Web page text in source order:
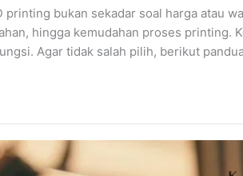
printing bukan sekadar soal harga atau
hingga kemudahan proses printing.
Agar tidak salah pilih, berikut